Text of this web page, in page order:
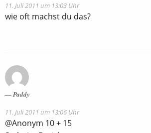
11. Juli 2011 um 13:03 Uhr
wie oft machst du das?
Paddy
11. Juli 2011 um 13:06 Uhr
@Anonym 10 + 15